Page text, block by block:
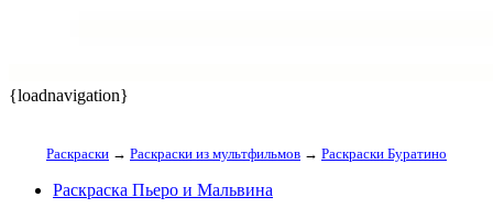
{loadnavigation}
Раскраски → Раскраски из мультфильмов → Раскраски Буратино
Раскраска Пьеро и Мальвина